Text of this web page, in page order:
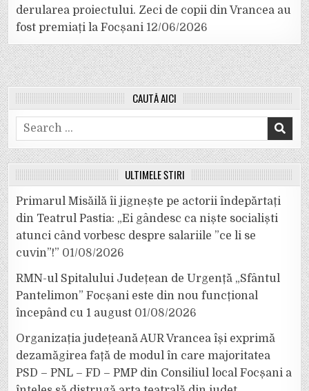
derularea proiectului. Zeci de copii din Vrancea au
fost premiați la Focșani 12/06/2026
CAUTĂ AICI
Search
for:
ULTIMELE ȘTIRI
Primarul Misăilă îi jignește pe actorii îndepărtați
din Teatrul Pastia: „Ei gândesc ca niște socialiști
atunci când vorbesc despre salariile ”ce li se
cuvin”!” 01/08/2026
RMN-ul Spitalului Județean de Urgență „Sfântul
Pantelimon” Focșani este din nou funcțional
începând cu 1 august 01/08/2026
Organizația județeană AUR Vrancea își exprimă
dezamăgirea față de modul în care majoritatea
PSD – PNL – FD – PMP din Consiliul local Focșani a